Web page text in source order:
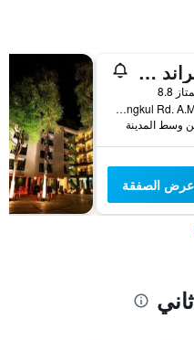
سوني جراند هوتل
8.8
Chayangkul Rd. A.Muang, 512/8, أوبون راتشاثاني, تايلاند
عرض الصفقة